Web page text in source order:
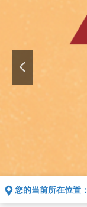
넳
끇 您的当前所在位置：